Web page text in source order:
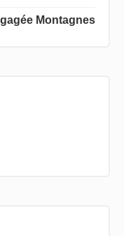
Montagnes